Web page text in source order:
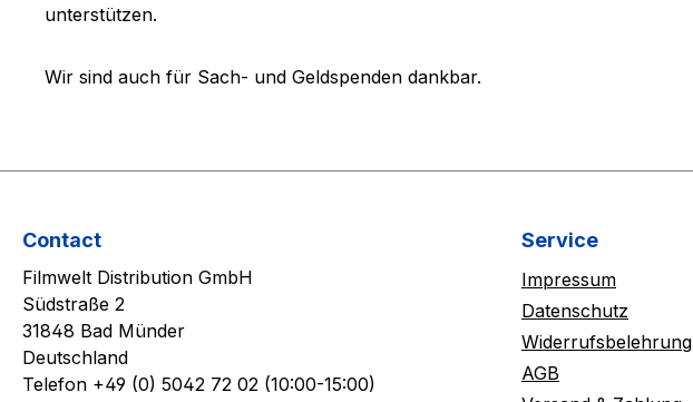
unterstützen.
Wir sind auch für Sach- und Geldspenden dankbar.
Contact
Filmwelt Distribution GmbH
Südstraße 2
31848 Bad Münder
Deutschland
Telefon +49 (0) 5042 72 02 (10:00-15:00)
Service
Impressum
Datenschutz
Widerrufsbelehrung
AGB